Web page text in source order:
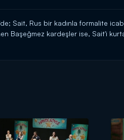
Sait, Rus bir kadınla formalite
Başeğmez kardeşler ise, Sait'i